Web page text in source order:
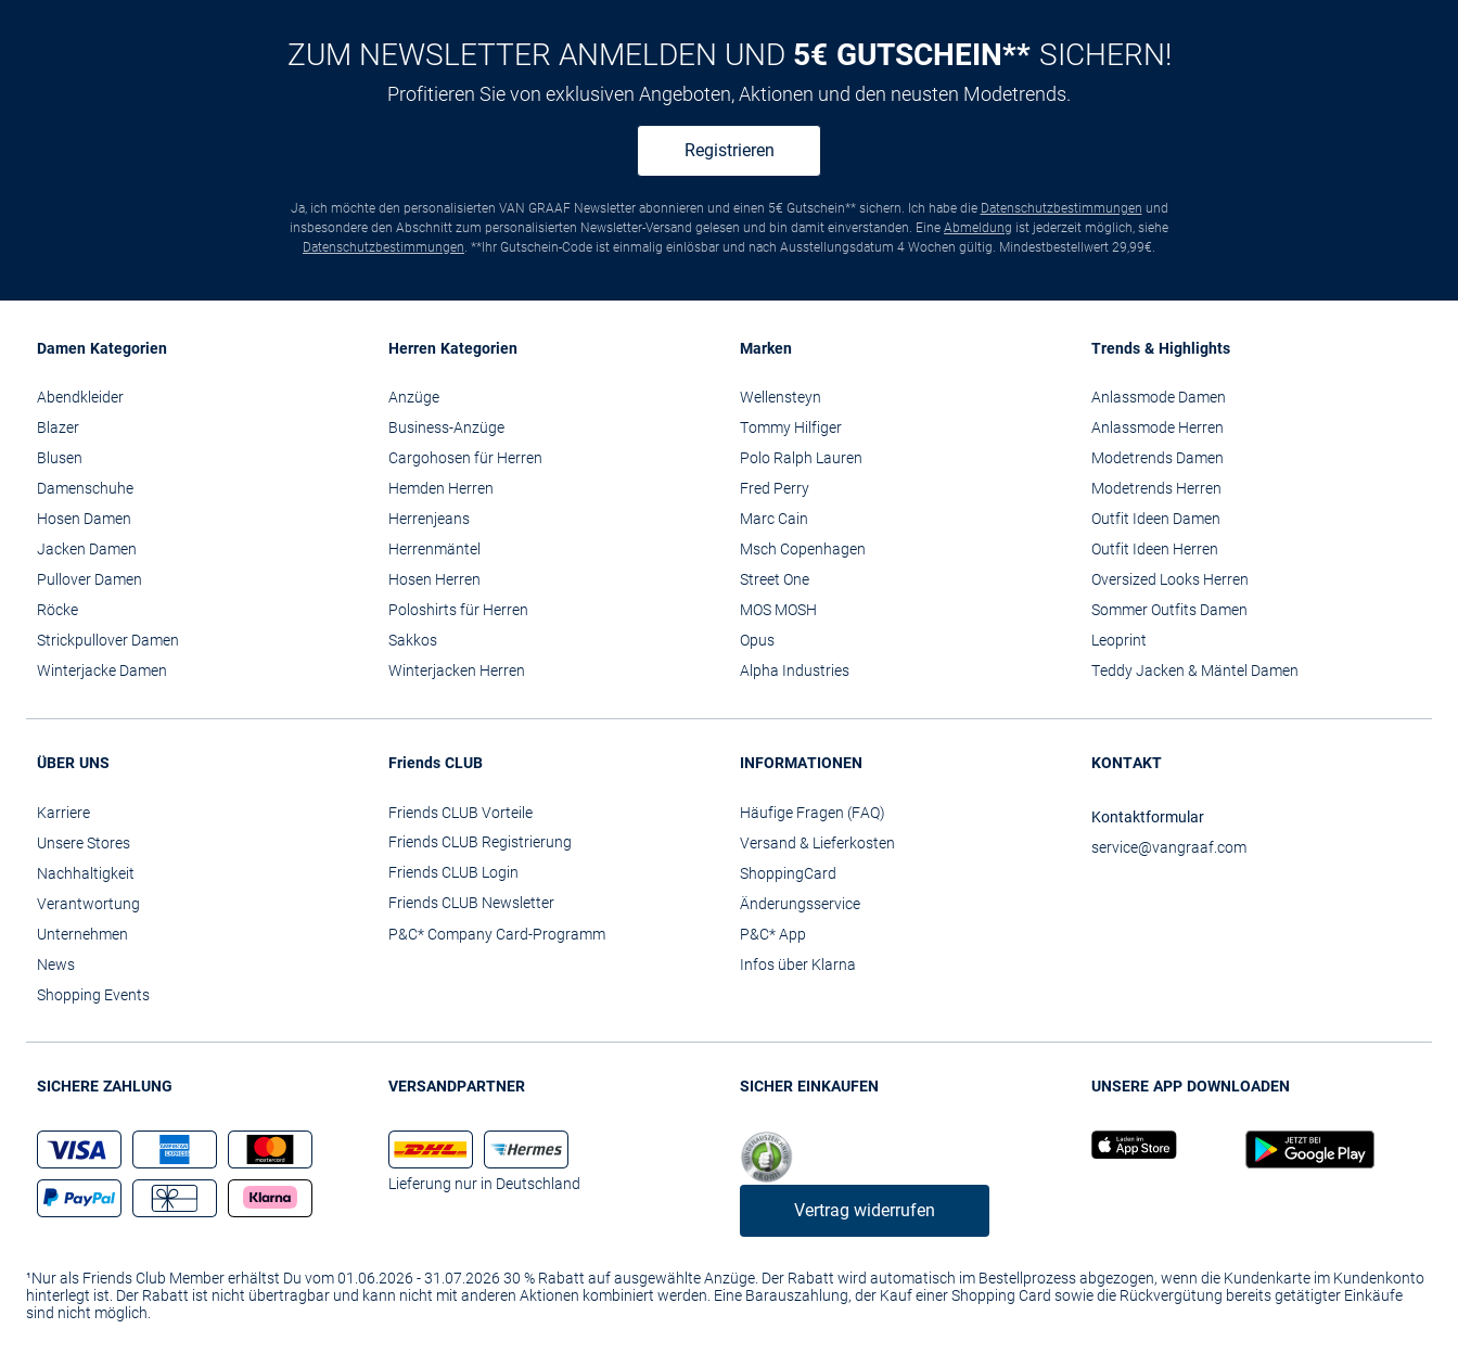
ZUM NEWSLETTER ANMELDEN UND 5€ GUTSCHEIN** SICHERN!
Profitieren Sie von exklusiven Angeboten, Aktionen und den neusten Modetrends.
Registrieren
Ja, ich möchte den personalisierten VAN GRAAF Newsletter abonnieren und einen 5€ Gutschein** sichern. Ich habe die Datenschutzbestimmungen und
insbesondere den Abschnitt zum personalisierten Newsletter-Versand gelesen und bin damit einverstanden. Eine Abmeldung ist jederzeit möglich, siehe
Datenschutzbestimmungen . **Ihr Gutschein-Code ist einmalig einlösbar und nach Ausstellungsdatum 4 Wochen gültig. Mindestbestellwert 29,99€.
Damen Kategorien
Abendkleider
Blazer
Blusen
Damenschuhe
Hosen Damen
Jacken Damen
Pullover Damen
Röcke
Strickpullover Damen
Winterjacke Damen
Herren Kategorien
Anzüge
Business-Anzüge
Cargohosen für Herren
Hemden Herren
Herrenjeans
Herrenmäntel
Hosen Herren
Poloshirts für Herren
Sakkos
Winterjacken Herren
Marken
Wellensteyn
Tommy Hilfiger
Polo Ralph Lauren
Fred Perry
Marc Cain
Msch Copenhagen
Street One
MOS MOSH
Opus
Alpha Industries
Trends & Highlights
Anlassmode Damen
Anlassmode Herren
Modetrends Damen
Modetrends Herren
Outfit Ideen Damen
Outfit Ideen Herren
Oversized Looks Herren
Sommer Outfits Damen
Leoprint
Teddy Jacken & Mäntel Damen
ÜBER UNS
Karriere
Unsere Stores
Nachhaltigkeit
Verantwortung
Unternehmen
News
Shopping Events
Friends CLUB
Friends CLUB Vorteile
Friends CLUB Registrierung
Friends CLUB Login
Friends CLUB Newsletter
P&C* Company Card-Programm
INFORMATIONEN
Häufige Fragen (FAQ)
Versand & Lieferkosten
ShoppingCard
Änderungsservice
P&C* App
Infos über Klarna
KONTAKT
Kontaktformular
service@vangraaf.com
SICHERE ZAHLUNG VERSANDPARTNER
Lieferung nur in Deutschland
SICHER EINKAUFEN
Vertrag widerrufen
UNSERE APP DOWNLOADEN
¹Nur als Friends Club Member erhältst Du vom 01.06.2026 - 31.07.2026 30 % Rabatt auf ausgewählte Anzüge. Der Rabatt wird automatisch im Bestellprozess abgezogen, wenn die Kundenkarte im Kundenkonto
hinterlegt ist. Der Rabatt ist nicht übertragbar und kann nicht mit anderen Aktionen kombiniert werden. Eine Barauszahlung, der Kauf einer Shopping Card sowie die Rückvergütung bereits getätigter Einkäufe
sind nicht möglich.